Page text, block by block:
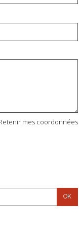
mes coordonnées